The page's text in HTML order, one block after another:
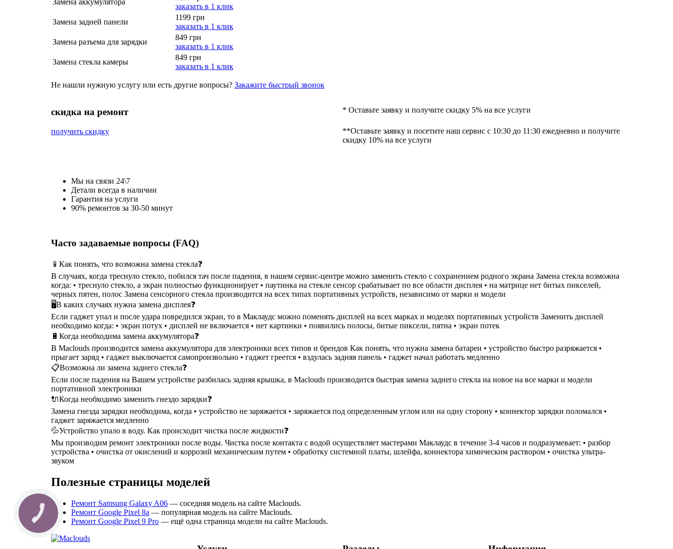
заказать в 1 клик
Замена задней панели
1199 грн
заказать в 1 клик
Замена разъема для зарядки
849 грн
заказать в 1 клик
Замена стекла камеры
849 грн
заказать в 1 клик
Не нашли нужную услугу или есть другие вопросы? Закажите быстрый звонок
cкидка на ремонт
получить скидку
* Оставьте заявку и получите скидку 5% на все услуги
**Оставьте заявку и посетите наш сервис с 10:30 до 11:30 ежедневно и получите
скидку 10% на все услуги
Мы на связи 24\7
Детали всегда в наличии
Гарантия на услуги
90% ремонтов за 30-50 минут
Часто задаваемые вопросы (FAQ)
📱Как понять, что возможна замена стекла❓
В случаях, когда треснуло стекло, побился тач после падения, в нашем сервис-центре можно заменить стекло с сохранением родного экрана Замена стекла возможна
когда: • треснуло стекло, а экран полностью функционирует • паутинка на стекле сенсор срабатывает по все области дисплея • на матрице нет битых пикселей,
черных пятен, полос Замена сенсорного стекла производится на всех типах портативных устройств, независимо от марки и модели
🖥В каких случаях нужна замена дисплея❓
Если гаджет упал и после удара повредился экран, то в Маклаудс можно поменять дисплей на всех марках и моделях портативных устройств Заменить дисплей
необходимо когда: • экран потух • дисплей не включается • нет картинки • появились полосы, битые пиксели, пятна • экран потек
🔋Когда необходима замена аккумулятора❓
В Maclouds производится замена аккумулятора для электроники всех типов и брендов Как понять, что нужна замена батареи • устройство быстро разряжается •
прыгает заряд • гаджет выключается самопроизвольно • гаджет греется • вздулась задняя панель • гаджет начал работать медленно
📋Возможна ли замена заднего стекла❓
Если после падения на Вашем устройстве разбилась задняя крышка, в Maclouds производится быстрая замена заднего стекла на новое на все марки и модели
портативной электроники
🔌Когда необходимо заменить гнездо зарядки❓
Замена гнезда зарядки необходима, когда • устройство не заряжается • заряжается под определенным углом или на одну сторону • коннектор зарядки поломался •
гаджет заряжается медленно
💦Устройство упало в воду. Как происходит чистка после жидкости❓
Мы производим ремонт электроники после воды. Чистка после контакта с водой осуществляет мастерами Маклаудс в течение 3-4 часов и подразумевает: • разбор
устройства • очистка от окислений и коррозий механическим путем • обработку системной платы, шлейфа, коннектора химическим раствором • очистка ультра-
звуком
Полезные страницы моделей
Ремонт Samsung Galaxy A06 — соседняя модель на сайте Maclouds.
Ремонт Google Pixel 8a — популярная модель на сайте Maclouds.
Ремонт Google Pixel 9 Pro — ещё одна страница модели на сайте Maclouds.
КНОПКА
СВЯЗИ